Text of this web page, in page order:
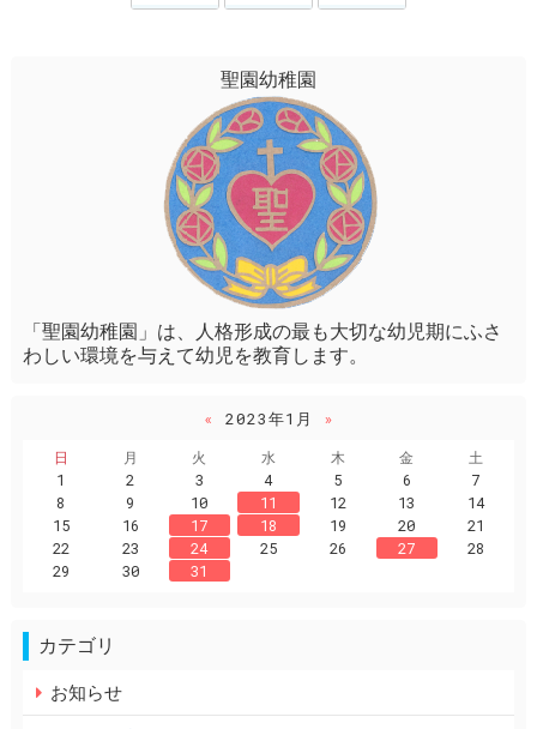
聖園幼稚園
「聖園幼稚園」は、人格形成の最も大切な幼児期にふさ
わしい環境を与えて幼児を教育します。
« 2023年1月
»
日
月 火 水 木 金
土
1
2 3 4 5 6
7
8
9 10 11 12 13
14
15
16 17 18 19 20
21
22
23 24 25 26 27
28
29
30 31
カテゴリ
お知らせ